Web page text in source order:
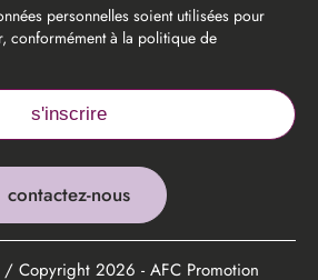
personnelles soient utilisées pour
conformément à la politique de
contactez-nous
Copyright 2026 - AFC Promotion